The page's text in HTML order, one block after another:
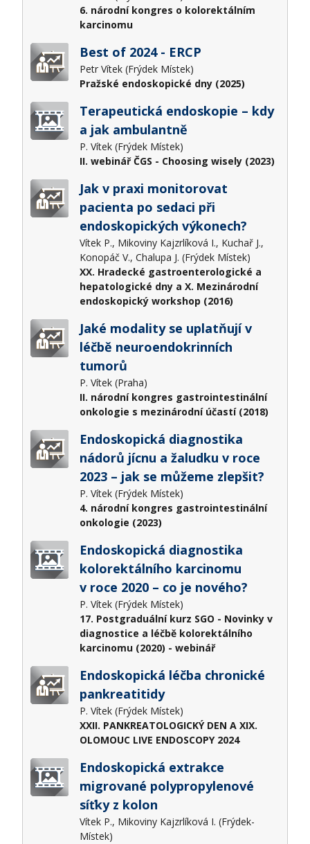
6. národní kongres o kolorektálním
karcinomu
Best of 2024 - ERCP
Petr Vítek (Frýdek Místek)
Pražské endoskopické dny (2025)
Terapeutická endoskopie – kdy
a jak ambulantně
P. Vítek (Frýdek Místek)
II. webinář ČGS - Choosing wisely (2023)
Jak v praxi monitorovat
pacienta po sedaci při
endoskopických výkonech?
Vítek P., Mikoviny Kajzrlíková I., Kuchař J.,
Konopáč V., Chalupa J. (Frýdek Místek)
XX. Hradecké gastroenterologické a
hepatologické dny a X. Mezinárodní
endoskopický workshop (2016)
Jaké modality se uplatňují v
léčbě neuroendokrinních
tumorů
P. Vítek (Praha)
II. národní kongres gastrointestinální
onkologie s mezinárodní účastí (2018)
Endoskopická diagnostika
nádorů jícnu a žaludku v roce
2023 – jak se můžeme zlepšit?
P. Vítek (Frýdek Místek)
4. národní kongres gastrointestinální
onkologie (2023)
Endoskopická diagnostika
kolorektálního karcinomu
v roce 2020 – co je nového?
P. Vítek (Frýdek Místek)
17. Postgraduální kurz SGO - Novinky v
diagnostice a léčbě kolorektálního
karcinomu (2020) - webinář
Endoskopická léčba chronické
pankreatitidy
P. Vítek (Frýdek Místek)
XXII. PANKREATOLOGICKÝ DEN A XIX.
OLOMOUC LIVE ENDOSCOPY 2024
Endoskopická extrakce
migrované polypropylenové
síťky z kolon
Vítek P., Mikoviny Kajzrlíková I. (Frýdek-
Místek)